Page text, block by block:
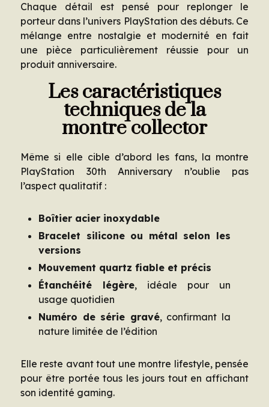
Chaque détail est pensé pour replonger le
porteur dans l’univers PlayStation des débuts. Ce
mélange entre nostalgie et modernité en fait
une pièce particulièrement réussie pour un
produit anniversaire.
Les caractéristiques
techniques de la
montre collector
Même si elle cible d’abord les fans, la montre
PlayStation 30th Anniversary n’oublie pas
l’aspect qualitatif :
Boîtier acier inoxydable
Bracelet silicone ou métal selon les
versions
Mouvement quartz fiable et précis
Étanchéité légère, idéale pour un
usage quotidien
Numéro de série gravé, confirmant la
nature limitée de l’édition
Elle reste avant tout une montre lifestyle, pensée
pour être portée tous les jours tout en affichant
son identité gaming.